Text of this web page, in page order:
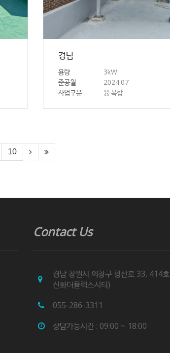
경남
용량
3kW
준공월
2024.07
사업구분
융·복합
10
Contact Us
경남 창원시 의창구 평산로 33, 414
신화더플렉스시티)
055-286-3311
상담가능시간 : 09:00 ~ 18:00